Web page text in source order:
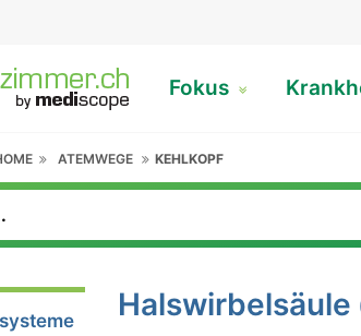
Fokus
ATEMWEGE KEHLKOPF
Halswirbelsäule